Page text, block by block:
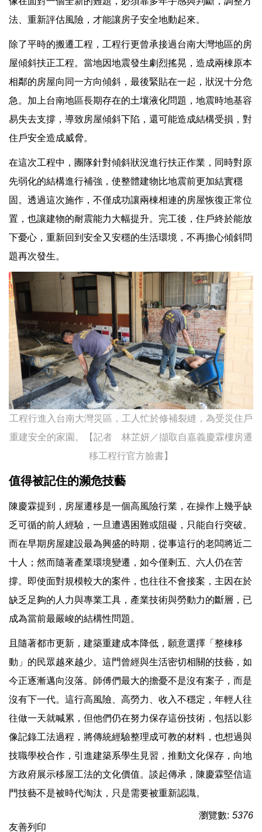
法、重新評估風險，才能讓房子安全地動起來。
除了平時的搬遷工程，工程行更曾承接過台南大灣地區的房
屋傾斜扶正工程。當地因地震發生劇烈搖晃，造成兩棟原本
相鄰的房屋向同一方向傾斜，最後緊貼在一起，狀況十分危
急。加上台南地區長期存在的土壤液化問題，地震時地基容
易失去支撐，導致房屋傾斜下陷，還可能造成結構受損，對
住戶安全造成威脅。
在這次工程中，團隊針對傾斜狀況進行扶正作業，同時對原
先弱化的結構進行補強，使整體建物比地震前更加結實穩
固。透過這次施作，不僅成功讓兩棟相連的房屋恢復正常位
置，也讓建物的耐震能力大幅提升。完工後，住戶終於能放
下憂心，重新回到安全又安穩的生活環境，不再擔心傾斜問
題再次發生。
工程行進入台南大灣災區，工人忙於修補裂縫，為受災住戶
重建安全的家園。【記者 林芷妍／擷取自嘉義慶霖樓房遷
移工程行官方臉書】
值得被記住的瀕危技藝
陳慶霖提到，房屋遷移是一個高風險行業，在操作上幾乎缺
乏可循的前人經驗，一旦遭遇困難或阻礙，只能自行突破。
而在早期房屋建設最為興盛的時期，從事這行的老闆將近二
十人；然而隨著產業環境變遷，如今僅剩五、六人仍在苦
撐。即使面對規模較大的案件，也往往不會接案，主因在於
缺乏足夠的人力與專業工具，產業技術與勞動力的斷層，已
成為當前最嚴峻的結構性問題。
且隨著都市更新，建築重建成本降低，願意選擇「整棟移
動」的民眾越來越少。這門曾經與生活密切相關的技藝，如
今正逐漸邁向沒落。師傅們最大的擔憂不是沒有案子，而是
沒有下一代。這行高風險、高勞力、收入不穩定，年輕人往
往做一天就喊累，但他們仍在努力保存這份技術，包括以影
像記錄工法過程，將傳統經驗整理成可教的材料，也想過與
技職學校合作，引進建築系學生見習，推動文化保存，向地
方政府展示移屋工法的文化價值。談起傳承，陳慶霖堅信這
門技藝不是被時代淘汰，只是需要被重新認識。
瀏覽數: 5376
友善列印